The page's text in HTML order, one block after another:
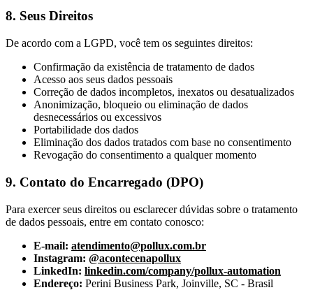
8. Seus Direitos
De acordo com a LGPD, você tem os seguintes direitos:
Confirmação da existência de tratamento de dados
Acesso aos seus dados pessoais
Correção de dados incompletos, inexatos ou desatualizados
Anonimização, bloqueio ou eliminação de dados
desnecessários ou excessivos
Portabilidade dos dados
Eliminação dos dados tratados com base no consentimento
Revogação do consentimento a qualquer momento
9. Contato do Encarregado (DPO)
Para exercer seus direitos ou esclarecer dúvidas sobre o tratamento
de dados pessoais, entre em contato conosco:
E-mail: atendimento@pollux.com.br
Instagram: @acontecenapollux
LinkedIn: linkedin.com/company/pollux-automation
Endereço: Perini Business Park, Joinville, SC - Brasil